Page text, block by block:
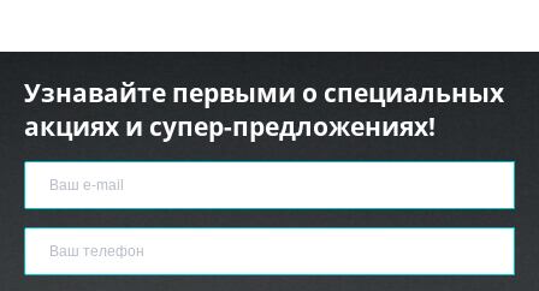
Узнавайте первыми о специальных
акциях и супер-предложениях!